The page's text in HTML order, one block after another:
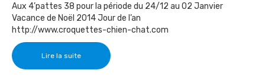
Aux 4’pattes 38 pour la période du 24/12 au 02 Janvier
Vacance de Noël 2014 Jour de l’an
http://www.croquettes-chien-chat.com
Lire la suite